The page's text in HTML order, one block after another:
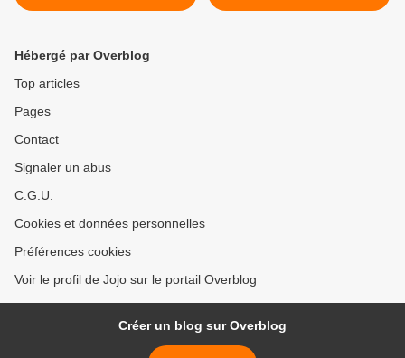
Hébergé par Overblog
Top articles
Pages
Contact
Signaler un abus
C.G.U.
Cookies et données personnelles
Préférences cookies
Voir le profil de Jojo sur le portail Overblog
Créer un blog sur Overblog